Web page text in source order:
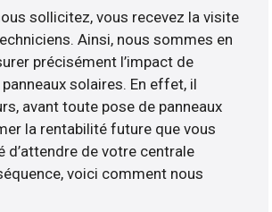
sollicitez, vous recevez la visite
Ainsi, nous sommes en
précisément l’impact de
solaires. En effet, il
avant toute pose de panneaux
la rentabilité future que vous
d’attendre de votre centrale
voici comment nous